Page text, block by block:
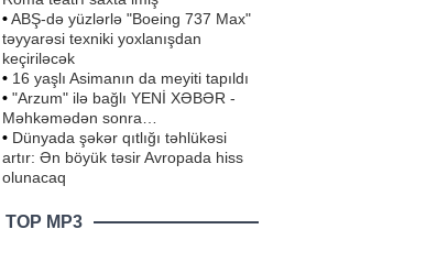
•ABŞ-də yüzlərlə "Boeing 737 Max"
təyyarəsi texniki yoxlanışdan
keçiriləcək
• 16 yaşlı Asimanın da meyiti tapıldı
• "Arzum" ilə bağlı YENİ XƏBƏR -
Məhkəmədən sonra…
• Dünyada şəkər qıtlığı təhlükəsi
artır: Ən böyük təsir Avropada hiss
olunacaq
TOP MP3